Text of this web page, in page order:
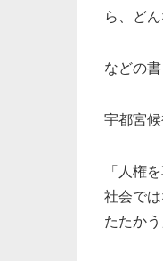
ら、ど
などの書
宇都宮候
「人権
社会で
たたかう